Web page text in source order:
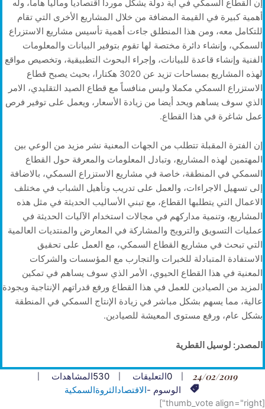
إن القطاع السمكي في أية دولة يشكل موردا اقتصاديا وماليا هاما، وله
أهمية كبيرة في القيمة المضافة من خلال المشاريع الأخرى التي تقام
للتكامل معه، ومن هذا المنطلق جاءت أهمية تأسيس مشاريع الاستزراع
السمكي، وإنشاء دائرة مختصة لها تقوم بتوفير البيانات والمعلومات
الفنية وإنشاء قاعدة للبيانات، وإجراء البحوث التطبيقية، وتخصيص مواقع
لهذه المشاريع بمساحات تزيد عن 3020 هكتارا، بحيث يصبح قطاع
الاستزراع السمكي مكملا وليس منافساً مع قطاع الصيد التقليدي، الامر
الذي سوف يساهم ويحد أيضا من زيادة الأسعار، ويعمل على توفير فرص
عمل شاغرة في هذا القطاع.
إن الفترة المقبلة تتطلب من الجهات المعنية نشر مزيد من الوعي بين
المهتمين لهذه المشاريع، وتبادل المعلومات والمعرفة حول القطاع
السمكي في المنطقة، خاصة في مشاريع الاستزراع السمكي، بالاضافة
إلى تسهيل الاجراءات، والعمل على تدريب وتأهيل الشباب في مختلف
الاعمال التي يتطلبها القطاع، مع تبني الأساليب الحديثة في مثل هذه
المشاريع، وتنمية مداركهم في مجالات استخدام الآليات الحديثة في
عمليات التسويق والترويج والمشاركة في المعارض والمنتديات العالمية
التي تبحث في مشاريع القطاع السمكي، مع العمل على تحقيق
الاستفادة المتبادلة للخبرات والتجارب مع المؤسسات والشركات
المعنية في هذا القطاع الحيوي، الأمر الذي سوف يساهم في تمكين
المزيد من الصيادين للعمل في هذا القطاع ورفع قدراتهم الإنتاجية وبجودة
عالية، مما يسهم بشكل مباشر في زيادة الإنتاج السمكي في المنطقة
بشكل عام، ورفع مستوى المعيشة للصيادين.
المصدر: لوسيل القطرية
24/02/2019
0التعليقات 530المشاهدات
الوسوم -الاقتصادالثروةالسمكية
[thumb_vote align="right"]